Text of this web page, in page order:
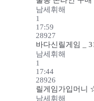
남세휘해
1
17:59
28927
바다신릴게임 _
남세휘해
1
17:44
28926
릴게임가입머니
남세휘해